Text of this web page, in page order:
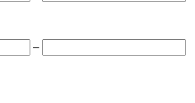
–